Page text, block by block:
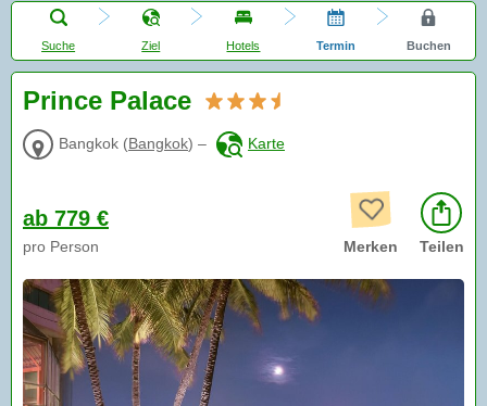
Suche Ziel Hotels Termin Buchen
Prince Palace
Bangkok (Bangkok) – Karte
ab 779 €
pro Person Merken Teilen